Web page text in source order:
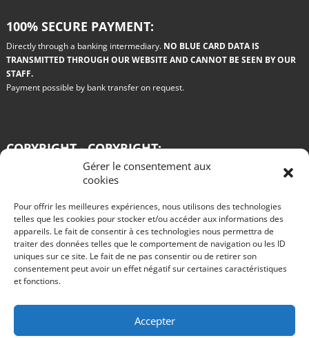
Gérer le consentement aux
cookies
Pour offrir les meilleures expériences, nous utilisons des technologies
telles que les cookies pour stocker et/ou accéder aux informations des
appareils. Le fait de consentir à ces technologies nous permettra de
traiter des données telles que le comportement de navigation ou les ID
uniques sur ce site. Le fait de ne pas consentir ou de retirer son
consentement peut avoir un effet négatif sur certaines caractéristiques
et fonctions.
Accepter
100% SECURE PAYMENT:
Directly through a banking intermediary. NO BLUE CARD DATA IS
TRANSMITTED THROUGH OUR WEBSITE AND CANNOT BE SEEN BY OUR
STAFF.
Payment possible by bank transfer on request.
COPYRIGHT - COPYRIGHT:
All the drawings used on this site are paid for by the authors. Any copy or
reproduction on any medium whatsoever is prohibited.
Blog
Win a Renault 11 turbo grA in Philips colors
R11 turbo GRA test for rent rallye des vignes 2016
The advantages of rally car rental
Test of an R11 turbo VHC gr A by Alain Oreille published in Echappement in
August 1985
Start rallies in video games?
Nothing is going well at Peugeot, are the 2008 DKRs completely missed?
Take part in the Tour de Corse historic rally behind the wheel of a queen of